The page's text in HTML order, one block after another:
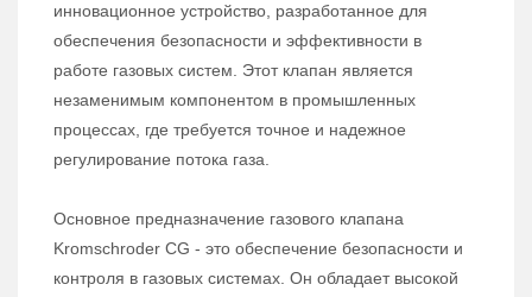
инновационное устройство, разработанное для
обеспечения безопасности и эффективности в
работе газовых систем. Этот клапан является
незаменимым компонентом в промышленных
процессах, где требуется точное и надежное
регулирование потока газа.
Основное предназначение газового клапана
Kromschroder CG - это обеспечение безопасности и
контроля в газовых системах. Он обладает высокой